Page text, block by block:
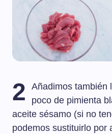
2
Añadimos también
poco de pimienta
aceite sésamo (si no
podemos sustituirlo por